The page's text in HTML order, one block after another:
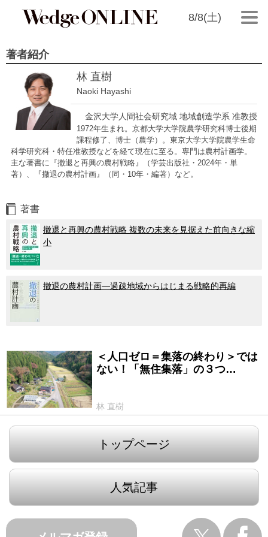
8/8(土)
著者紹介
林 直樹
Naoki Hayashi
金沢大学人間社会研究域 地域創造学系 准教授
1972年生まれ。京都大学大学院農学研究科博士後期
課程修了、博士（農学）。東京大学大学院農学生命
科学研究科・特任准教授などを経て現在に至る。専門は農村計画学。
主な著書に『撤退と再興の農村戦略』（学芸出版社・2024年・単
著）、『撤退の農村計画』（同・10年・編著）など。
著書
撤退と再興の農村戦略 複数の未来を見据えた前向きな縮
小
撤退の農村計画―過疎地域からはじまる戦略的再編
2024/03/21
＜人口ゼロ＝集落の終わり＞では
ない！「無住集落」の３つ…
林 直樹
トップページ
人気記事